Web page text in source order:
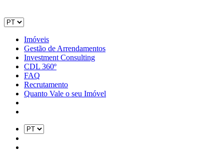
Imóveis
Gestão de Arrendamentos
Investment Consulting
CDL 360º
FAQ
Recrutamento
Quanto Vale o seu Imóvel